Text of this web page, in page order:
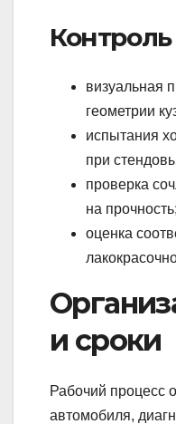
визуальная
геометрии
испытания
при
проверка
на прочность;
оценка
и сроки
Рабочий процесс
автомобиля,